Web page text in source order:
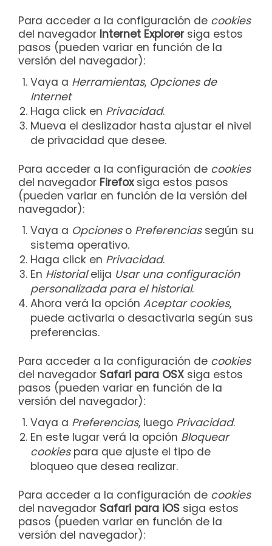
Para acceder a la configuración de cookies
del navegador Internet Explorersiga estos
pasos (pueden variar en función de la
versión del navegador):
Vaya a Herramientas, Opciones de
Internet
Haga click en Privacidad.
Mueva el deslizador hasta ajustar el nivel
de privacidad que desee.
Para acceder a la configuración de cookies
del navegador Firefoxsiga estos pasos
(pueden variar en función de la versión del
navegador):
Vaya a Opcioneso Preferenciassegún su
sistema operativo.
Haga click en Privacidad.
En Historialelija Usar una configuración
personalizada para el historial.
Ahora verá la opción Aceptar cookies,
puede activarla o desactivarla según sus
preferencias.
Para acceder a la configuración de cookies
del navegador Safari para OSX siga estos
pasos (pueden variar en función de la
versión del navegador):
Vaya a Preferencias, luego Privacidad.
En este lugar verá la opción Bloquear
cookiespara que ajuste el tipo de
bloqueo que desea realizar.
Para acceder a la configuración de cookies
del navegador Safari para iOS siga estos
pasos (pueden variar en función de la
versión del navegador):